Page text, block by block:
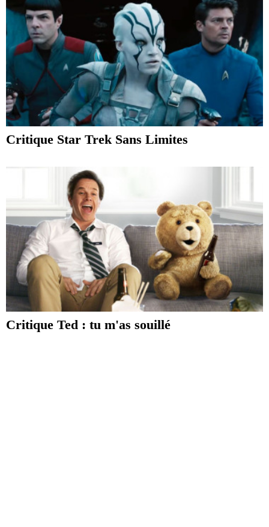
Critique Star Trek Sans Limites
Critique Ted : tu m'as souillé